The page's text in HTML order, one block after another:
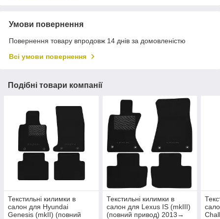
Умови повернення
Повернення товару впродовж 14 днів за домовленістю
Всі умови повернення
Подібні товари компанії
Текстильні килимки в
салон для Hyundai
Genesis (mkII) (повний
Текстильні килимки в
салон для Lexus IS (mkIII)
(повний привод) 2013→